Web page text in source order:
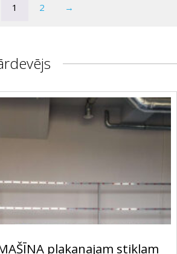
1 2 →
plakanajam stiklam